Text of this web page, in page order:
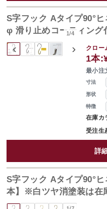
‹ ›
1/4
S字フック Aタイプ90°
φ 滑り止めコーティング
寸法
形状
特徴
在庫カ
受注生
クロー
1本:
最小注
詳
S字フック Aタイプ90°
本】※白ツヤ消塗装は在